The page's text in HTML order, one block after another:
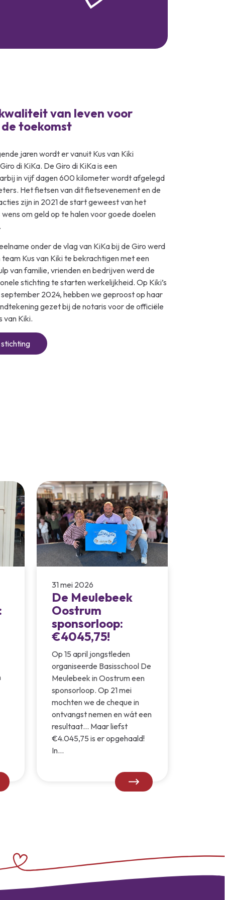
van leven voor
toekomst
jaren wordt er vanuit Kus van Kiki
di KiKa. De Giro di KiKa is een
in vijf dagen 600 kilometer wordt afgelegd
Het fietsen van dit fietsevenement en de
zijn in 2021 de start geweest van het
om geld op te halen voor goede doelen
onder de vlag van KiKa bij de Giro werd
Kus van Kiki te bekrachtigen met een
van familie, vrienden en bedrijven werd de
stichting te starten werkelijkheid. Op Kiki’s
2024, hebben we geproost op haar
gezet bij de notaris voor de officiële
van Kiki.
31 mei 2026
De Meulebeek
Oostrum
sponsorloop:
€4045,75!
Op 15 april jongstleden
organiseerde Basisschool De
Meulebeek in Oostrum een
sponsorloop. Op 21 mei
mochten we de cheque in
ontvangst nemen en wát een
resultaat… Maar liefst
€4.045,75 is er opgehaald!
In...